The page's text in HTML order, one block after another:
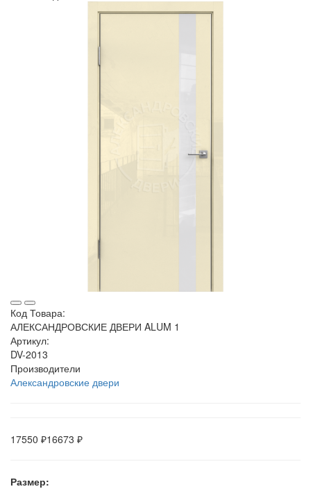
Код Товара:
АЛЕКСАНДРОВСКИЕ ДВЕРИ ALUM 1
Артикул:
DV-2013
Производители
Александровские двери
17550 ₽16673 ₽
Размер: